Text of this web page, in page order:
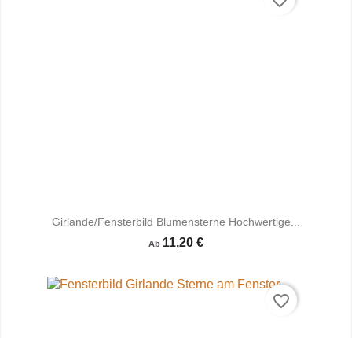
Girlande/Fensterbild Blumensterne Hochwertige...
Ab 11,20 €
favorite_border